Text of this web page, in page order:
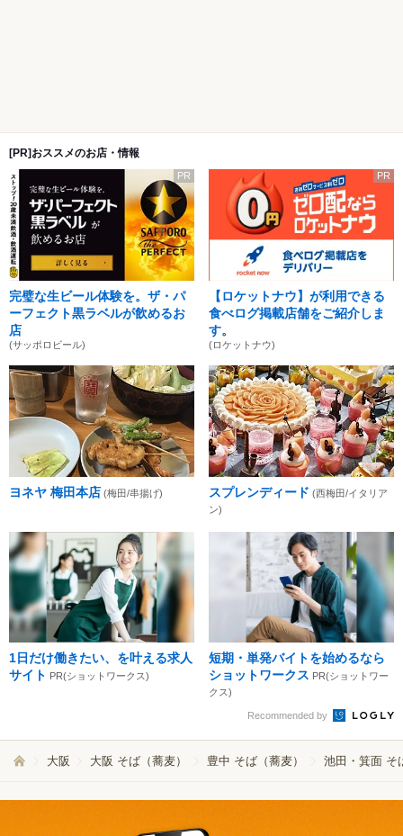
[PR]おススメのお店・情報
PR
完璧な生ビール体験を。ザ・パ
ーフェクト黒ラベルが飲めるお
店
(サッポロビール)
PR
【ロケットナウ】が利用できる
食べログ掲載店舗をご紹介しま
す。
(ロケットナウ)
ヨネヤ 梅田本店 (梅田/串揚げ) スプレンディード (西梅田/イタリア
ン)
1日だけ働きたい、を叶える求人
サイト PR(ショットワークス)
短期・単発バイトを始めるなら
ショットワークス PR(ショットワー
クス)
Recommended by
大阪 大阪 そば（蕎麦） 豊中 そば（蕎麦） 池田・箕面 そ